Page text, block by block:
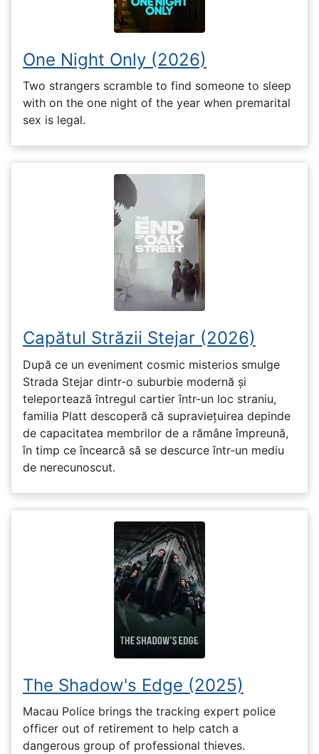
One Night Only (2026)
Two strangers scramble to find someone to sleep
with on the one night of the year when premarital
sex is legal.
Capătul Străzii Stejar (2026)
După ce un eveniment cosmic misterios smulge
Strada Stejar dintr-o suburbie modernă și
teleportează întregul cartier într-un loc straniu,
familia Platt descoperă că supraviețuirea depinde
de capacitatea membrilor de a rămâne împreună,
în timp ce încearcă să se descurce într-un mediu
de nerecunoscut.
The Shadow's Edge (2025)
Macau Police brings the tracking expert police
officer out of retirement to help catch a
dangerous group of professional thieves.